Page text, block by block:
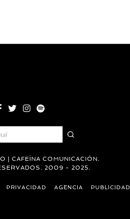
| CAFEÍNA COMUNICACIÓN.
2009 - 2025.
PRIVACIDAD AGENCIA PUBLICIDAD